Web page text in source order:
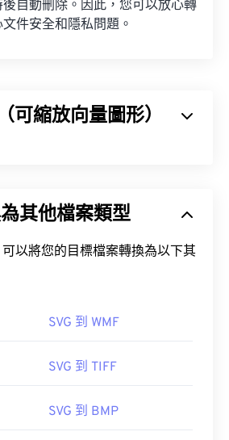
自動刪除。因此，您可以放心轉
件安全和隱私問題。
可縮放向量圖形）
動畫。顧名思義，使用 SVG 檔
像品質。此外，SVG 的獨特之
式。
檔案？
SVG 轉 GIF或SVG 轉 PDF
為其他檔案類型
以將您的目標檔案轉換為以下其
SVG 到 WMF
SVG 到 TIFF
SVG 到 BMP